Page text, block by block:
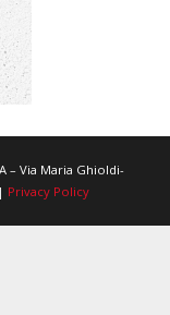
– Via Maria Ghioldi-
Privacy Policy